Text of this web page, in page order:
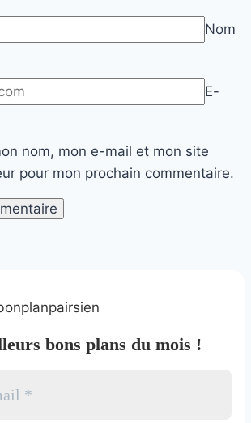
Nom
E-
nom, mon e-mail et mon site
pour mon prochain commentaire.
bons plans du mois !